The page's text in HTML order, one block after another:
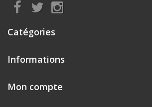
Catégories
Informations
Mon compte